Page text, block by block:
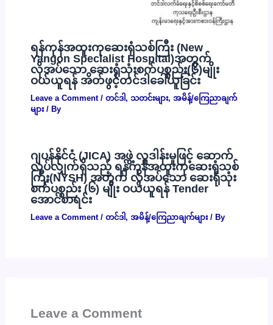
ရန်ကုန်အထူးကုဆေးရုံသစ်ကြီး (New
Yangon Specialist Hospital)အတွက်
လိုအပ်သော ဆေးရုံသုံးစက်ပစ္စည်း(၆)မျိုး
ဝယ်ယူရန် အိတ်ဖွင့်တင်ဒါခေါ်ယူခြင်း
Leave a Comment / တင်ဒါ , သတင်းများ, အမိန့်/ကြေညာချက်
များ/ By
ဂျပန်နိုင်ငံ (JICA) အဖွဲ့ လှူဒါန်းမှုဖြင့် ဆောက်
လုပ်လျှက်ရှိသည့် ရန်ကုန်အထူးကုဆေးရုံသစ်
ကြီး(NYSH) အတွက် လိုအပ်သော ဆေးရုံသုံး
စက်ပစ္စည်း (၆) မျိုး ဝယ်ယူရန် Tender
အောင်စာရင်း
Leave a Comment / တင်ဒါ , အမိန့်/ကြေညာချက်များ/ By
Leave a Comment